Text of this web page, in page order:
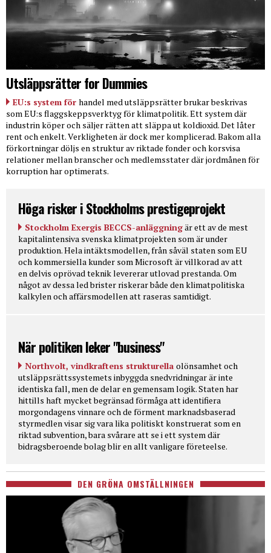
Utsläppsrätter for Dummies
EU:s system för handel med utsläppsrätter brukar beskrivas
som EU:s flaggskeppsverktyg för klimatpolitik. Ett system där
industrin köper och säljer rätten att släppa ut koldioxid. Det låter
rent och enkelt. Verkligheten är dock mer komplicerad. Bakom alla
förkortningar döljs en struktur av riktade fonder och korsvisa
relationer mellan branscher och medlemsstater där jordmånen för
korruption har optimerats.
Höga risker i Stockholms prestigeprojekt
Stockholm Exergis BECCS-anläggningär ett av de mest
kapitalintensiva svenska klimatprojekten som är under
produktion. Hela intäktsmodellen, från såväl staten som EU
och kommersiella kunder som Microsoft är villkorad av att
en delvis oprövad teknik levererar utlovad prestanda. Om
något av dessa led brister riskerar både den klimatpolitiska
kalkylen och affärsmodellen att raseras samtidigt.
När politiken leker "business"
Northvolt, vindkraftens strukturella olönsamhet och
utsläppsrättssystemets inbyggda snedvridningar är inte
identiska fall, men de delar en gemensam logik. Staten har
hittills haft mycket begränsad förmåga att identifiera
morgondagens vinnare och de förment marknadsbaserad
styrmedlen visar sig vara lika politiskt konstruerat som en
riktad subvention, bara svårare att se i ett system där
bidragsberoende bolag blir en allt vanligare företeelse.
DEN GRÖNA OMSTÄLLNINGEN